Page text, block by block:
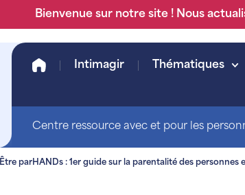
Bienvenue sur notre site ! Nous
Intimagir Thématiques
Centre ressource avec et pour les
Être parHANDs : 1er guide sur la parentalité des